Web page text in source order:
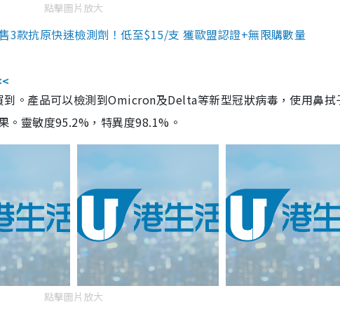
點擊圖片放大
3款抗原快速檢測劑！低至$15/支 獲歐盟認證+無限購數量
。產品可以檢測到Omicron及Delta等新型冠狀病毒，使用鼻拭
。靈敏度95.2%，特異度98.1%。
點擊圖片放大